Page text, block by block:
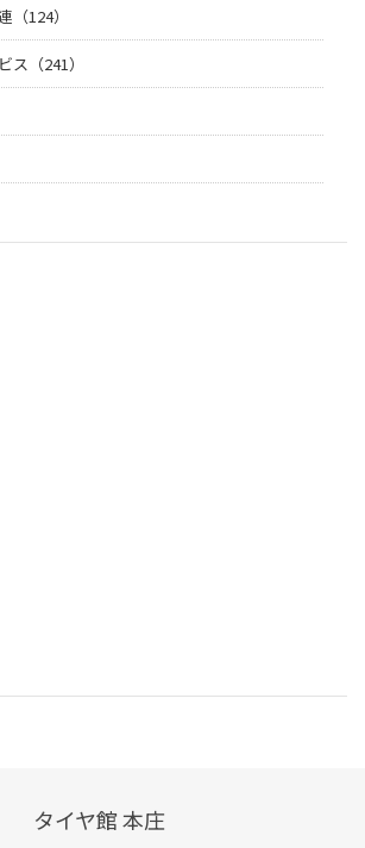
（124）
ス（241）
タイヤ館 本庄